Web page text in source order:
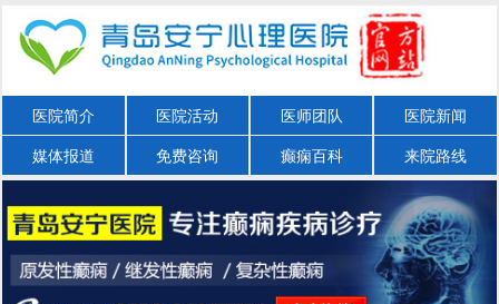
医院简介 医院活动 医师团队 医院新闻
媒体报道 免费咨询 癫痫百科 来院路线